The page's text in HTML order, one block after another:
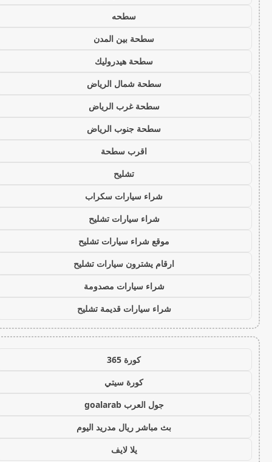
سطحه
سطحة بين المدن
سطحة هيدروليك
سطحة شمال الرياض
سطحة غرب الرياض
سطحة جنوب الرياض
اقرب سطحة
تشليح
شراء سيارات سكراب
شراء سيارات تشليح
موقع شراء سيارات تشليح
ارقام يشترون سيارات تشليح
شراء سيارات مصدومة
شراء سيارات قديمة تشليح
كورة 365
كورة سيتي
جول العرب goalarab
بث مباشر ريال مدريد اليوم
يلا لايف